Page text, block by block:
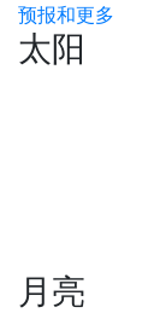
预报和更多
太阳
月亮